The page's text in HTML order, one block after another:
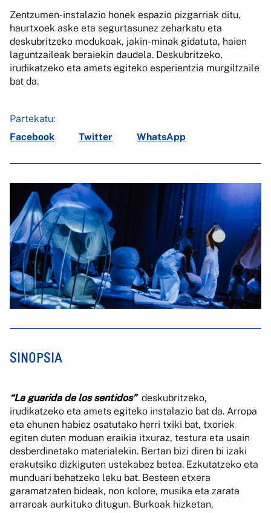
Zentzumen-instalazio honek espazio pizgarriak ditu,
haurtxoek aske eta segurtasunez zeharkatu eta
deskubritzeko modukoak, jakin-minak gidatuta, haien
laguntzaileak beraiekin daudela. Deskubritzeko,
irudikatzeko eta amets egiteko esperientzia murgiltzaile
bat da.
Partekatu:
Facebook
Twitter WhatsApp
SINOPSIA
“La guarida de los sentidos”deskubritzeko,
irudikatzeko eta amets egiteko instalazio bat da. Arropa
eta ehunen habiez osatutako herri txiki bat, txoriek
egiten duten moduan eraikia itxuraz, testura eta usain
desberdinetako materialekin. Bertan bizi diren bi izaki
erakutsiko dizkiguten ustekabez betea. Ezkutatzeko eta
munduari behatzeko leku bat. Besteen etxera
garamatzaten bideak, non kolore, musika eta zarata
arraroak aurkituko ditugun. Burkoak hizketan,